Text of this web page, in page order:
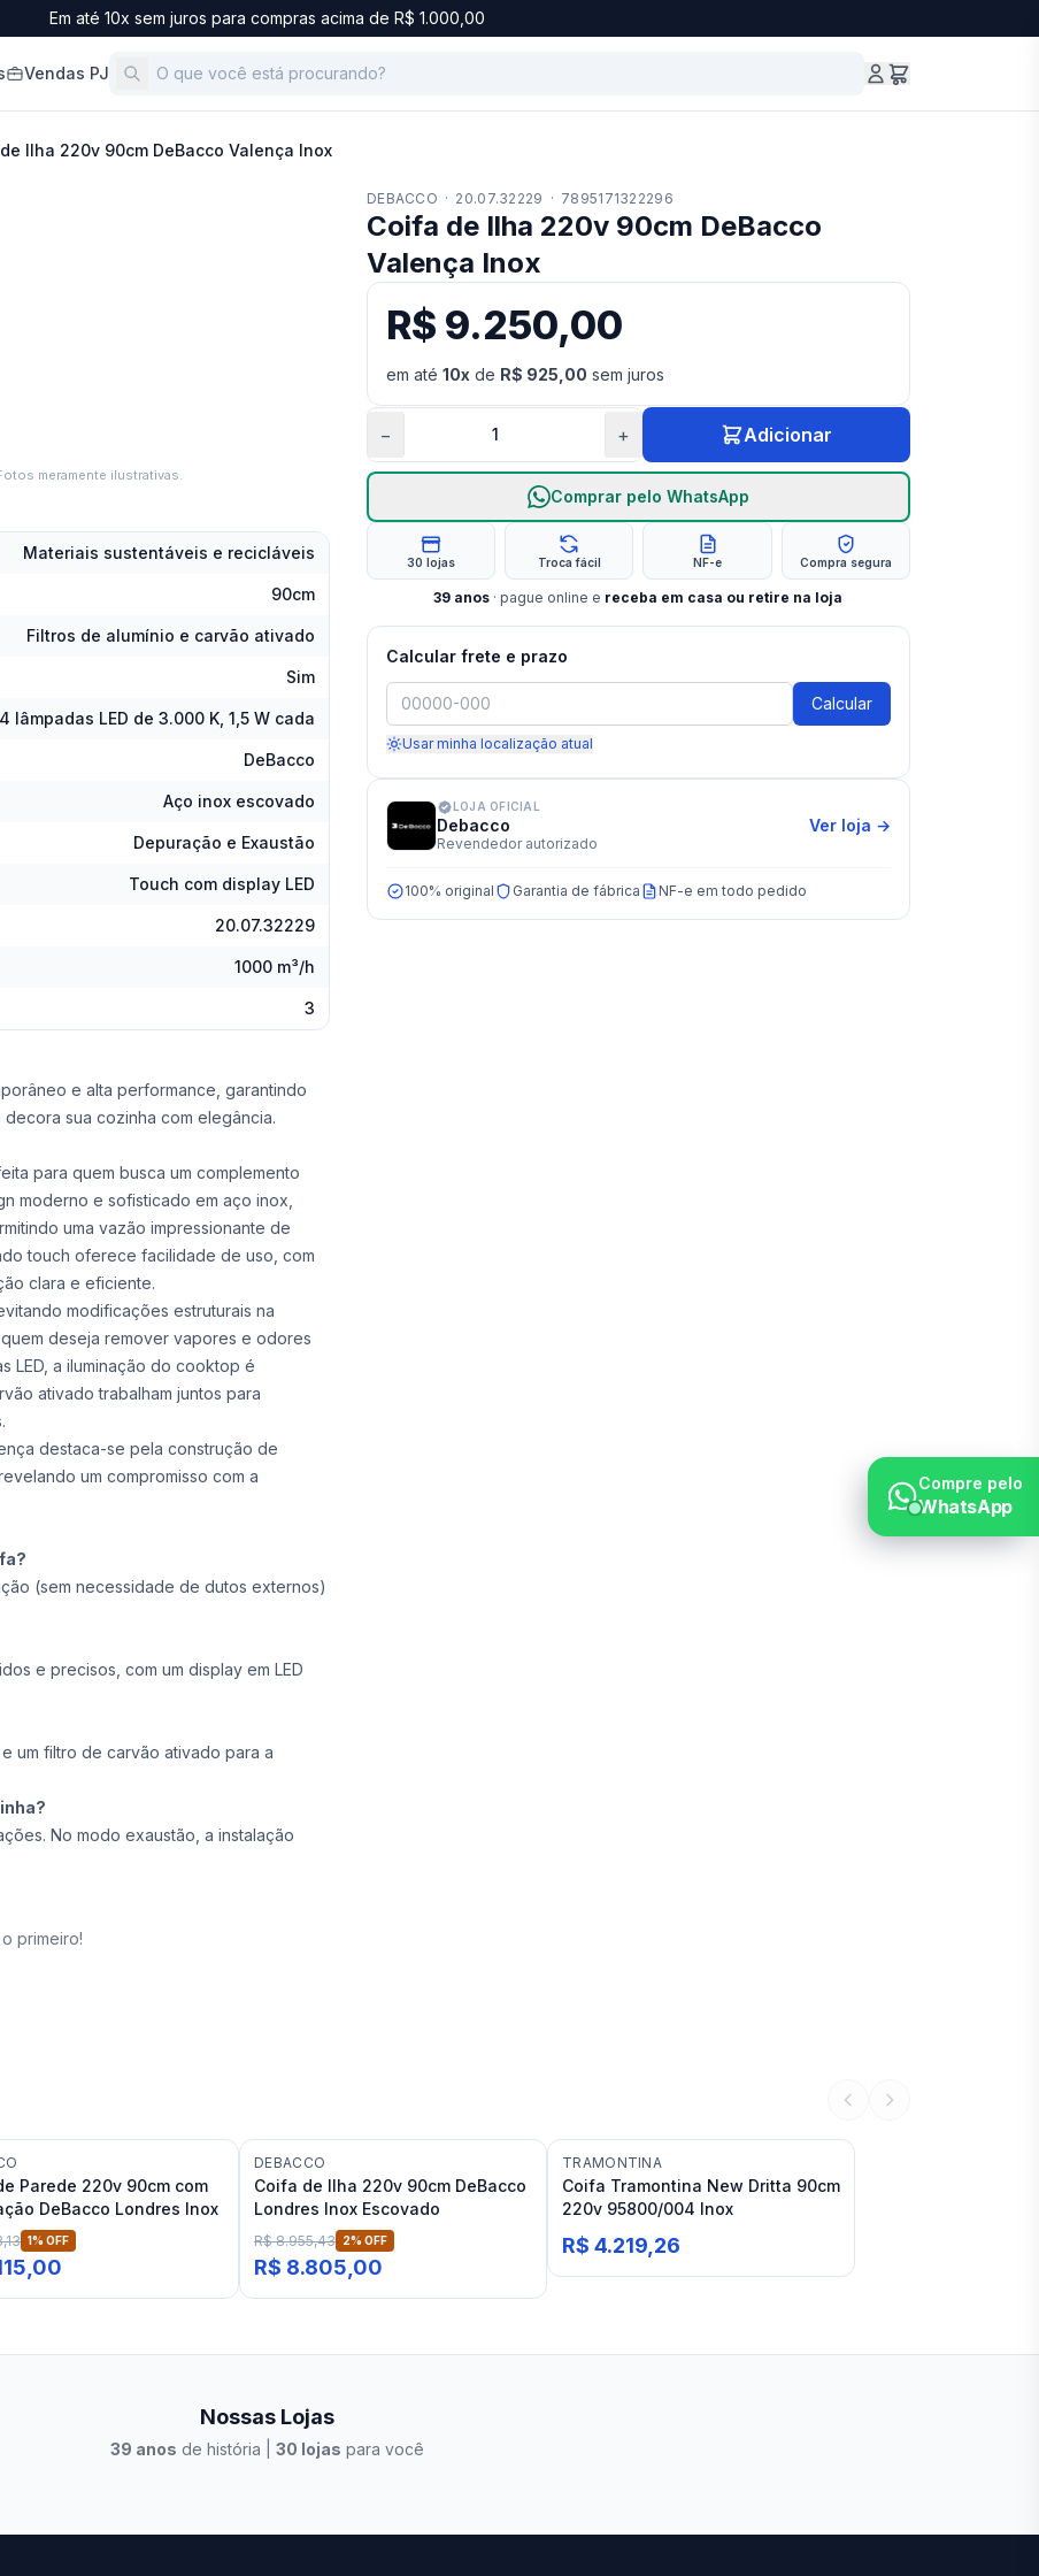
Em até 10x sem juros para compras acima de R$ 1.000,00
Vendas PJ
Ilha 220v 90cm DeBacco Valença Inox
meramente ilustrativas.
Materiais sustentáveis e recicláveis
90cm
Filtros de alumínio e carvão ativado
Sim
4 lâmpadas LED de 3.000 K, 1,5 W cada
DeBacco
Aço inox escovado
Depuração e Exaustão
Touch com display LED
20.07.32229
1000 m³/h
3
e alta performance, garantindo
sua cozinha com elegância.
para quem busca um complemento
moderno e sofisticado em aço inox,
uma vazão impressionante de
touch oferece facilidade de uso, com
clara e eficiente.
modificações estruturais na
deseja remover vapores e odores
LED, a iluminação do cooktop é
ativado trabalham juntos para
destaca-se pela construção de
um compromisso com a
(sem necessidade de dutos externos)
e precisos, com um display em LED
um filtro de carvão ativado para a
No modo exaustão, a instalação
primeiro!
DEBACCO · 20.07.32229 · 7895171322296
Coifa de Ilha 220v 90cm DeBacco
Valença Inox
R$ 9.250,00
em até 10x de R$ 925,00 sem juros
− + Adicionar
Comprar pelo WhatsApp
30 lojas Troca fácil NF-e Compra segura
39 anos · pague online e receba em casa ou retire na loja
Calcular frete e prazo
Calcular
Usar minha localização atual
LOJA OFICIAL
Debacco
Revendedor autorizado
Ver loja →
100% original Garantia de fábrica NF-e em todo pedido
Parede 220v 90cm com
DeBacco Londres Inox
1% OFF
DEBACCO
Coifa de Ilha 220v 90cm DeBacco
Londres Inox Escovado
R$ 8.955,43 2% OFF
R$ 8.805,00
TRAMONTINA
Coifa Tramontina New Dritta 90cm
220v 95800/004 Inox
R$ 4.219,26
Nossas Lojas
39 anos de história | 30 lojas para você
Elevato Xangri-Lá
Compre pelo
WhatsApp